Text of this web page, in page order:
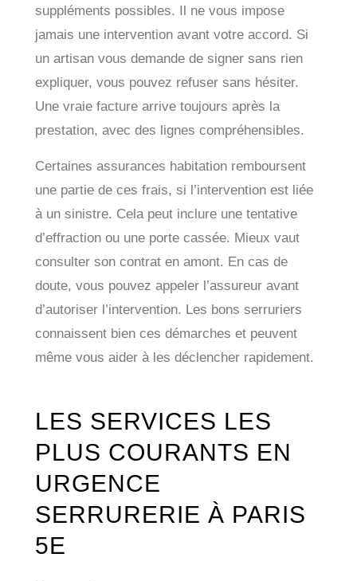
suppléments possibles. Il ne vous impose
jamais une intervention avant votre accord. Si
un artisan vous demande de signer sans rien
expliquer, vous pouvez refuser sans hésiter.
Une vraie facture arrive toujours après la
prestation, avec des lignes compréhensibles.
Certaines assurances habitation remboursent
une partie de ces frais, si l’intervention est liée
à un sinistre. Cela peut inclure une tentative
d’effraction ou une porte cassée. Mieux vaut
consulter son contrat en amont. En cas de
doute, vous pouvez appeler l’assureur avant
d’autoriser l’intervention. Les bons serruriers
connaissent bien ces démarches et peuvent
même vous aider à les déclencher rapidement.
LES SERVICES LES
PLUS COURANTS EN
URGENCE
SERRURERIE À PARIS
5E